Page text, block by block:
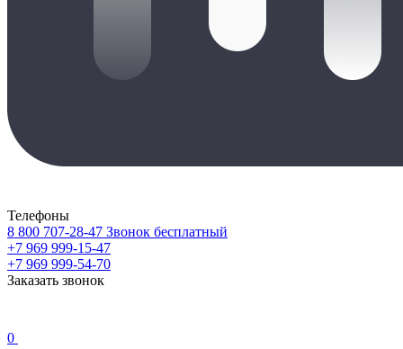
Телефоны
8 800 707-28-47 Звонок бесплатный
+7 969 999-15-47
+7 969 999-54-70
Заказать звонок
0